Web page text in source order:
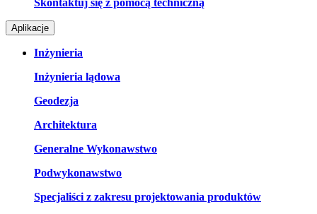
Skontaktuj się z pomocą techniczną
Aplikacje
Inżynieria
Inżynieria lądowa
Geodezja
Architektura
Generalne Wykonawstwo
Podwykonawstwo
Specjaliści z zakresu projektowania produktów